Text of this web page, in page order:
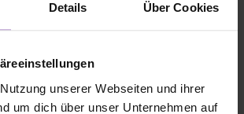
Details Über Cookies
unserer Webseiten und ihrer
um dich über unser Unternehmen auf